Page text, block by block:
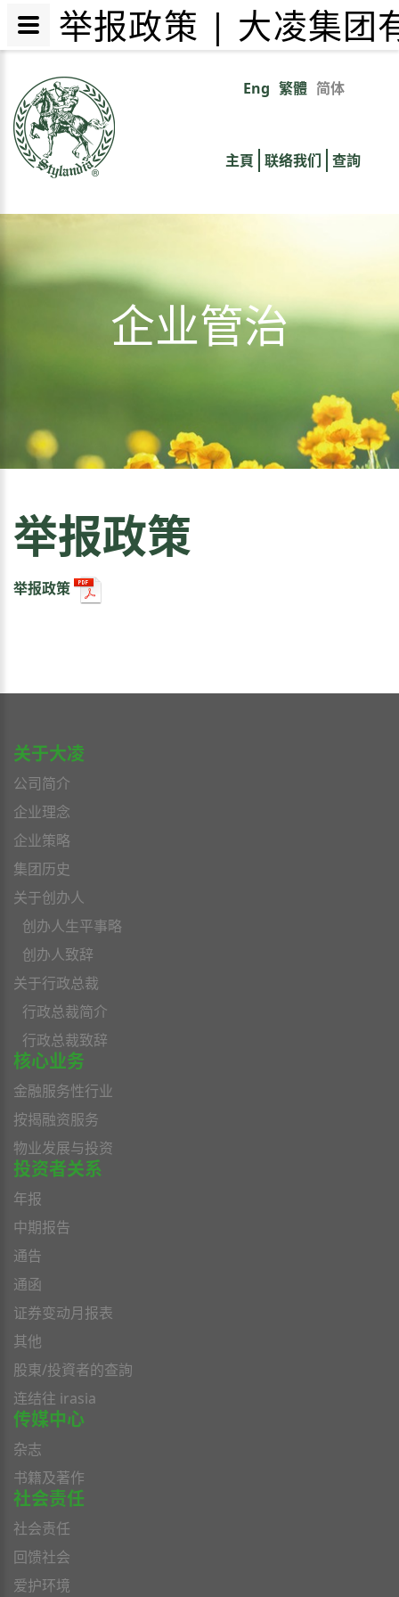
主
Eng 繁體 简体
links
主頁 联络我们 查詢
企业管治
举报政策
举报政策
关于大凌
公司简介
企业理念
企业策略
集团历史
关于创办人
创办人生平事略
创办人致辞
关于行政总裁
行政总裁简介
行政总裁致辞
核心业务
金融服务性行业
按揭融资服务
物业发展与投资
投资者关系
年报
中期报告
通告
通函
证券变动月报表
其他
股東/投資者的查詢
连结往 irasia
传媒中心
杂志
书籍及著作
社会责任
社会责任
回馈社会
爱护环境
举报政策 | 大凌集团